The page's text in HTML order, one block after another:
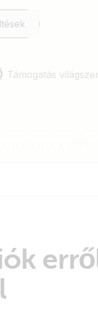
Támogatás